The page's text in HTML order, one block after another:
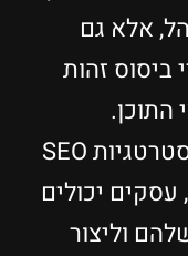
אלא גם
ביסוס זהות
התוכן.
בסופו של דבר, על ידי מיזוג אסטרטגיות SEO
עסקים יכולים
וליצור